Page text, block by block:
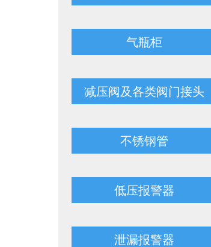
气瓶柜
减压阀及各类阀门接头
不锈钢管
低压报警器
泄漏报警器